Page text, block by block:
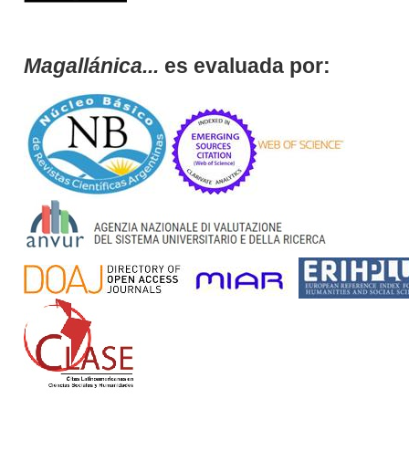
Magallánica... es evaluada por: